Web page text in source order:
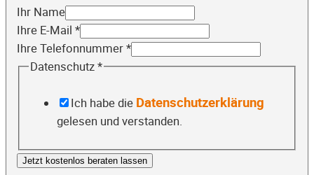
Ihr Name
Ihre E-Mail *
Ihre Telefonnummer*
Datenschutz*
Ich habe die Datenschutzerklärung
gelesen und verstanden.
Jetzt kostenlos beraten lassen